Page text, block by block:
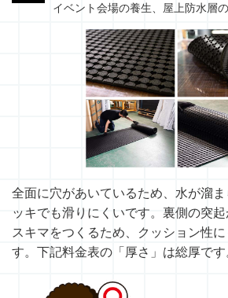
イベント会場の養生、屋上防水層
全面に穴があいているため、水が溜
ッキでも滑りにくいです。裏側の突
スキマをつくるため、クッション性
す。下記料金表の「厚さ」は総厚です